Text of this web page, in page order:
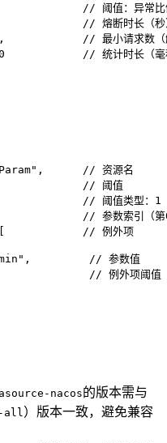
// 阈值：异常比
// 熔断时长（秒
,
// 最小请求数（
// 统计时长（毫
,
// 资源名
// 阈值
// 阈值类型：1
// 参数索引（第
[
// 例外项
,
// 参数值
// 例外项阈值
nacos的版本需与
all）版本一致，避免兼容